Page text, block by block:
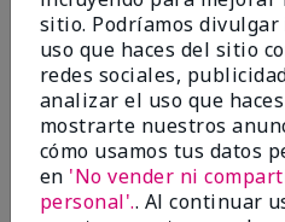
sitio. Podríamos
uso que haces del sitio
redes sociales,
analizar el uso que
mostrarte nuestros
cómo usamos tus datos
en 'No vender ni
personal'.. Al continuar